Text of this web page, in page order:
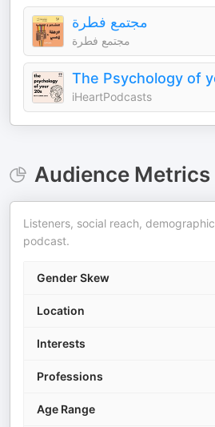
مجتمع فطرة
مجتمع فطرة
The Psychology of
iHeartPodcasts
Audience Metrics
Listeners, social reach,
podcast.
Gender Skew
Location
Interests
Professions
Age Range